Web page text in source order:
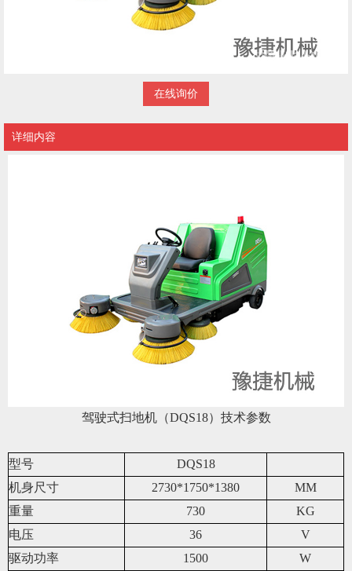
在线询价
详细内容
驾驶式扫地机（DQS18）技术参数
型号
DQS18
机身尺寸
2730*1750*1380
MM
重量
730
KG
电压
36
V
驱动功率
1500
W